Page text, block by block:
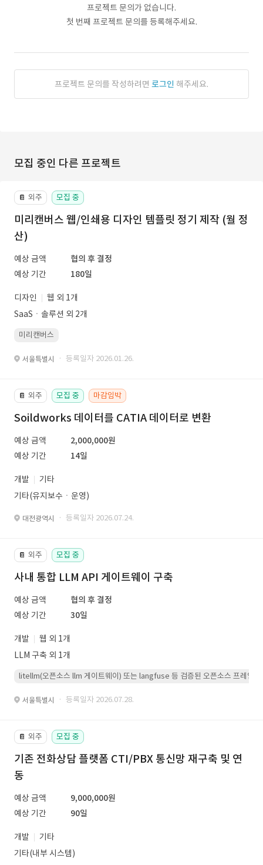
프로젝트 문의가 없습니다.
첫 번째 프로젝트 문의를 등록해주세요.
프로젝트 문의를 작성하려면 로그인 해주세요.
모집 중인 다른 프로젝트
📔 외주 모집 중
미리캔버스 웹/인쇄용 디자인 템플릿 정기 제작 (월 정
산)
예상 금액
협의 후 결정
예상 기간
180일
디자인
웹 외 1개
SaaSㆍ솔루션 외 2개
미리캔버스
서울특별시 · 등록일자 2026.01.26.
📔 외주 모집 중 마감임박
Soildworks 데이터를 CATIA 데이터로 변환
예상 금액
2,000,000원
예상 기간
14일
개발
기타
기타(유지보수ㆍ운영)
대전광역시 · 등록일자 2026.07.24.
📔 외주 모집 중
사내 통합 LLM API 게이트웨이 구축
예상 금액
협의 후 결정
예상 기간
30일
개발
웹 외 1개
LLM 구축 외 1개
litellm(오픈소스 llm 게이트웨이) 또는 langfuse 등 검증된 오픈소스 프레임워
서울특별시 · 등록일자 2026.07.28.
📔 외주 모집 중
기존 전화상담 플랫폼 CTI/PBX 통신망 재구축 및 연
동
예상 금액
9,000,000원
예상 기간
90일
개발
기타
기타(내부 시스템)